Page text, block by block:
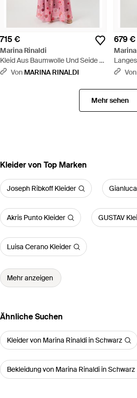
715 €
Marina Rinaldi
Kleid Aus Baumwolle Und Seide -
PinkVon MARINA RINALDI
679 €
Von
Mehr sehen
Kleider von Top Marken
Joseph Ribkoff Kleider
Akris Punto Kleider GUSTAV
Luisa Cerano Kleider
Mehr anzeigen
Ähnliche Suchen
Kleider von Marina Rinaldi in Schwarz
Bekleidung von Marina Rinaldi in Schwarz